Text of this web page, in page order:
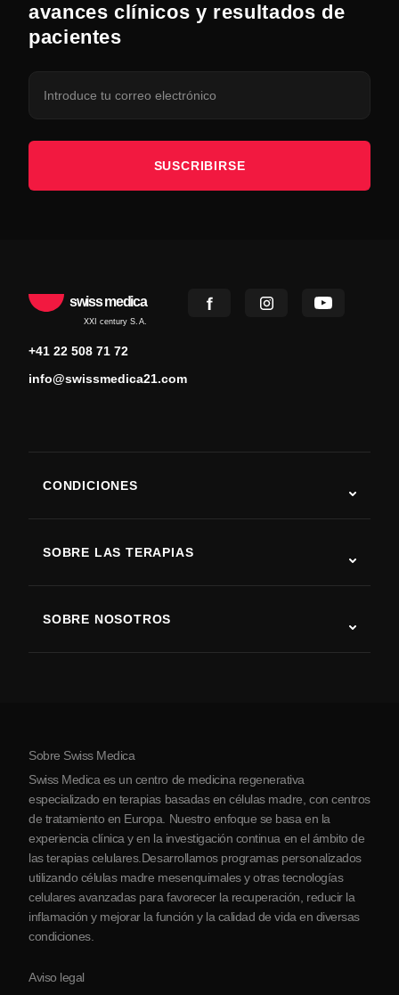
avances clínicos y resultados de
pacientes
SUSCRIBIRSE
swiss medica
XXI century S.A.
+41 22 508 71 72
info@swissmedica21.com
CONDICIONES
Enfermedad de Parkinson
Artritis
SOBRE LAS TERAPIAS
SOBRE NOSOTROS
Sobre Serbia
Colaboraciones
Sobre Swiss Medica
Swiss Medica es un centro de medicina regenerativa
especializado en terapias basadas en células madre, con centros
de tratamiento en Europa. Nuestro enfoque se basa en la
experiencia clínica y en la investigación continua en el ámbito de
las terapias celulares.Desarrollamos programas personalizados
utilizando células madre mesenquimales y otras tecnologías
celulares avanzadas para favorecer la recuperación, reducir la
inflamación y mejorar la función y la calidad de vida en diversas
condiciones.
Aviso legal